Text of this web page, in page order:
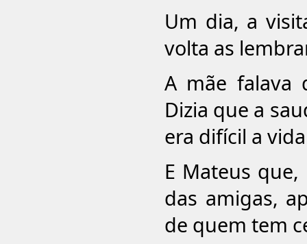
Um dia, a
volta as
A mãe falava
Dizia que a
era difícil a
E Mateus
das amigas,
de quem tem